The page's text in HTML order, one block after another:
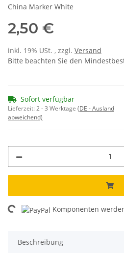
China Marker White
2,50 €
inkl. 19% USt. , zzgl. Versand
Bitte beachten Sie den
Sofort verfügbar
Lieferzeit:2 - 3 Werktage (DE - Ausland
abweichend)
Loading... Komponenten
Beschreibung